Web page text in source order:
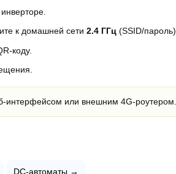
к домашней сети 2.4 ГГц(SSID/пароль).
коду.
интерфейсом или внешним 4G-роутером.
DC-автоматы →